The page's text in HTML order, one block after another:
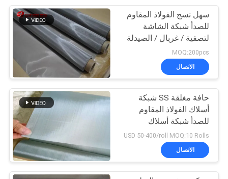
سهل نسج الفولاذ المقاوم
للصدأ شبكة الشاشة
لتصفية / غربال / الصيدلة
MOQ:200pcs
الاتصال
حافة مغلقة SS شبكة
أسلاك الفولاذ المقاوم
للصدأ شبكة أسلاك
SUS304 ISO و SGS
USD 50-400/roll MOQ:10 Rolls
الاتصال